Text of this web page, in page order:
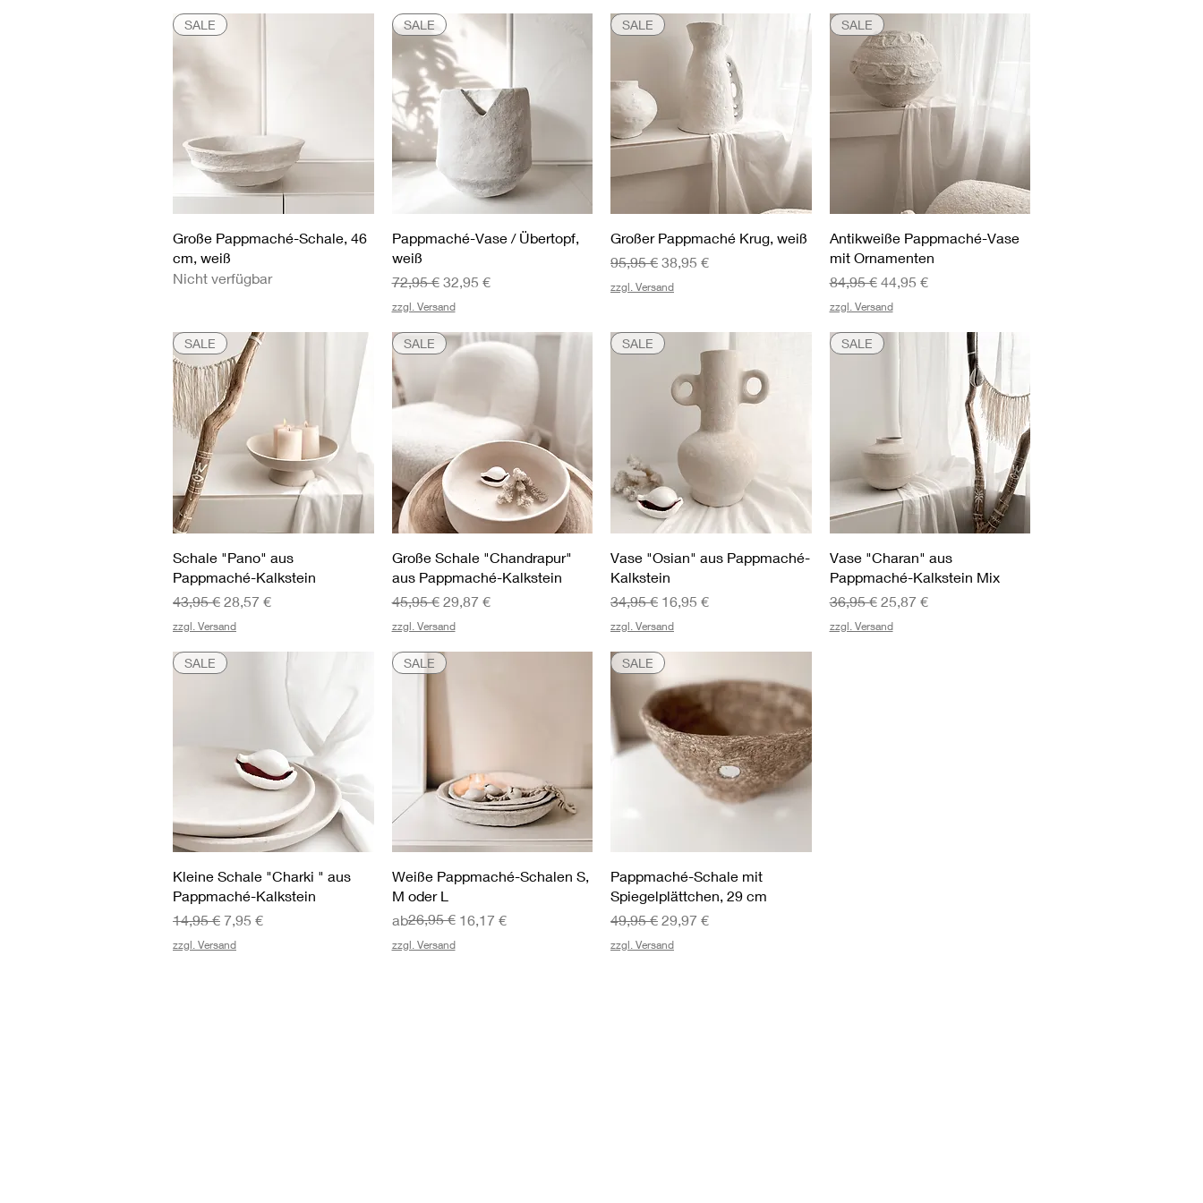
Schnellansicht
SALE
Große Pappmaché-Schale, 46
cm, weiß
Nicht verfügbar
Schnellansicht
SALE
Pappmaché-Vase / Übertopf,
weiß
Standardpreis
72,95 € Sale-Preis
32,95 €
zzgl. Versand
Schnellansicht
SALE
Großer Pappmaché Krug, weiß
Standardpreis
95,95 € Sale-Preis
38,95 €
zzgl. Versand
Schnellansicht
SALE
Antikweiße Pappmaché-Vase
mit Ornamenten
Standardpreis
84,95 € Sale-Preis
44,95 €
zzgl. Versand
Schnellansicht
SALE
Schale "Pano" aus
Pappmaché-Kalkstein
Standardpreis
43,95 € Sale-Preis
28,57 €
zzgl. Versand
Schnellansicht
SALE
Große Schale "Chandrapur"
aus Pappmaché-Kalkstein
Standardpreis
45,95 € Sale-Preis
29,87 €
zzgl. Versand
Schnellansicht
SALE
Vase "Osian" aus Pappmaché-
Kalkstein
Standardpreis
34,95 € Sale-Preis
16,95 €
zzgl. Versand
Schnellansicht
SALE
Vase "Charan" aus
Pappmaché-Kalkstein Mix
Standardpreis
36,95 € Sale-Preis
25,87 €
zzgl. Versand
Schnellansicht
SALE
Kleine Schale "Charki " aus
Pappmaché-Kalkstein
Standardpreis
14,95 € Sale-Preis
7,95 €
zzgl. Versand
Schnellansicht
SALE
Weiße Pappmaché-Schalen S,
M oder L
ab
Standardpreis
26,95 € 16,17 €
Sale-Preis
zzgl. Versand
Schnellansicht
SALE
Pappmaché-Schale mit
Spiegelplättchen, 29 cm
Standardpreis
49,95 € Sale-Preis
29,97 €
zzgl. Versand